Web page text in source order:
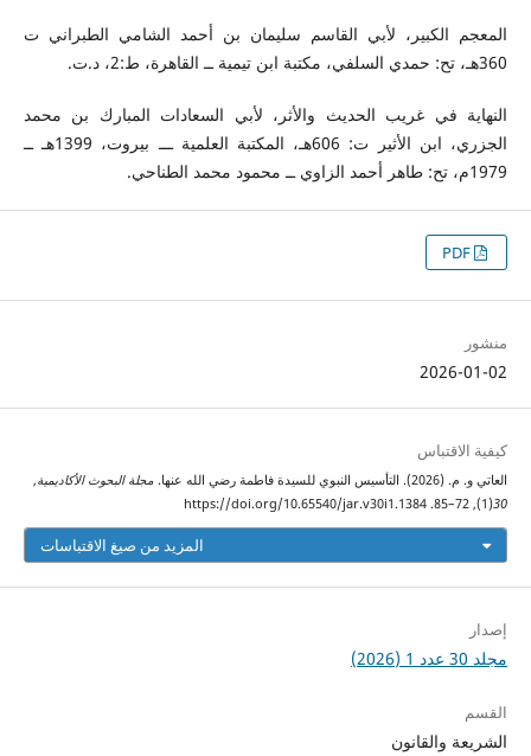
المعجم الكبير، لأبي القاسم سليمان بن أحمد الشامي الطبراني ت
360هـ، تح: حمدي السلفي، مكتبة ابن تيمية ــ القاهرة، ط:2، د.ت.
النهاية في غريب الحديث والأثر، لأبي السعادات المبارك بن محمد
الجزري، ابن الأثير ت: 606هـ، المكتبة العلمية ـــ بيروت، 1399هـ ــ
1979م، تح: طاهر أحمد الزاوي ــ محمود محمد الطناحي.
PDF
منشور
2026-01-02
كيفية الاقتباس
العاتي و. م. (2026). التأسيس النبوي للسيدة فاطمة رضي الله عنها. مجلة البحوث الأكاديمية,
30
(1), 72–85. https://doi.org/10.65540/jar.v30i1.1384
المزيد من صيغ الاقتباسات
إصدار
مجلد 30 عدد 1 (2026)
القسم
الشريعة والقانون